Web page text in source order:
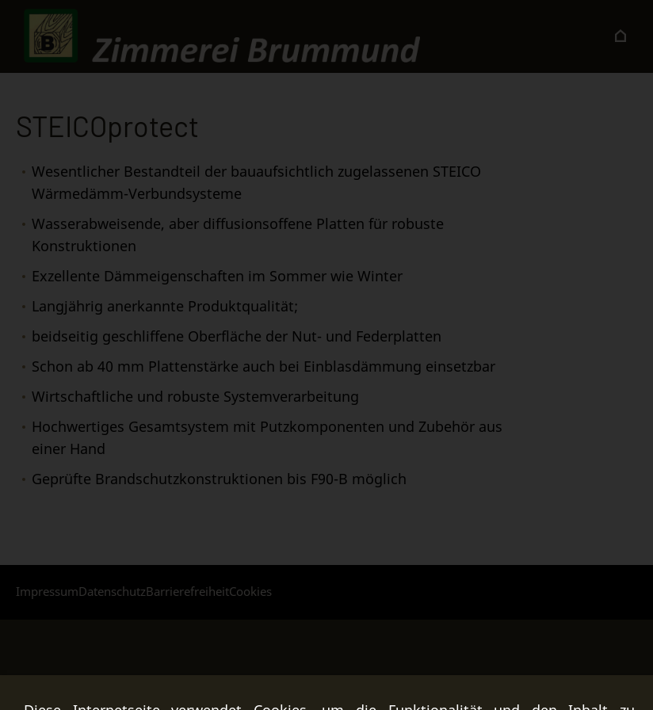
STEICOprotect
Wesentlicher Bestandteil der bauaufsichtlich zugelassenen STEICO
Wärmedämm-Verbundsysteme
Wasserabweisende, aber diffusionsoffene Platten für robuste
Konstruktionen
Exzellente Dämmeigenschaften im Sommer wie Winter
Langjährig anerkannte Produktqualität;
beidseitig geschliffene Oberfläche der Nut- und Federplatten
Schon ab 40 mm Plattenstärke auch bei Einblasdämmung einsetzbar
Wirtschaftliche und robuste Systemverarbeitung
Hochwertiges Gesamtsystem mit Putzkomponenten und Zubehör aus
einer Hand
Geprüfte Brandschutzkonstruktionen bis F90-B möglich
ImpressumDatenschutzBarrierefreiheitCookies